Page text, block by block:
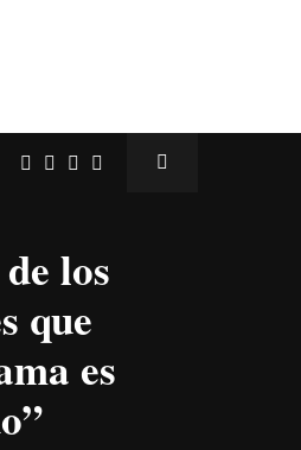
los
que
es